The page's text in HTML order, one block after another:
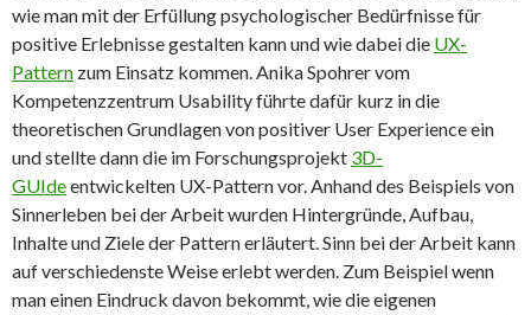
wie man mit der Erfüllung psychologischer Bedürfnisse für
positive Erlebnisse gestalten kann und wie dabei die UX-
Pattern zum Einsatz kommen. Anika Spohrer vom
Kompetenzzentrum Usability führte dafür kurz in die
theoretischen Grundlagen von positiver User Experience ein
und stellte dann die im Forschungsprojekt 3D-
GUIdeentwickelten UX-Pattern vor. Anhand des Beispiels von
Sinnerleben bei der Arbeit wurden Hintergründe, Aufbau,
Inhalte und Ziele der Pattern erläutert. Sinn bei der Arbeit kann
auf verschiedenste Weise erlebt werden. Zum Beispiel wenn
man einen Eindruck davon bekommt, wie die eigenen